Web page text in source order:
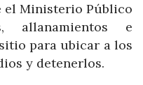
el Ministerio Público
allanamientos e
para ubicar a los
y detenerlos.